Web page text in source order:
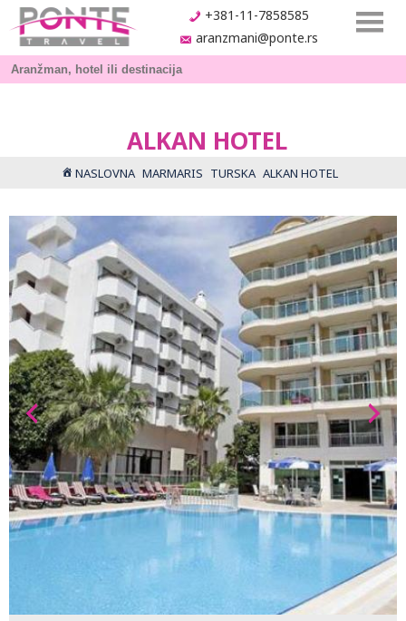
+381-11-7858585
aranzmani@ponte.rs
ALKAN HOTEL
NASLOVNA MARMARIS TURSKA ALKAN HOTEL